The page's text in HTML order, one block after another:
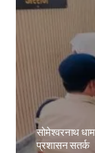
सोमेश्वरनाथ
प्रशासन सतर्क